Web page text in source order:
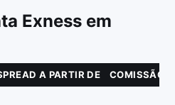
Exness em
A PARTIR DE COMISSÃO